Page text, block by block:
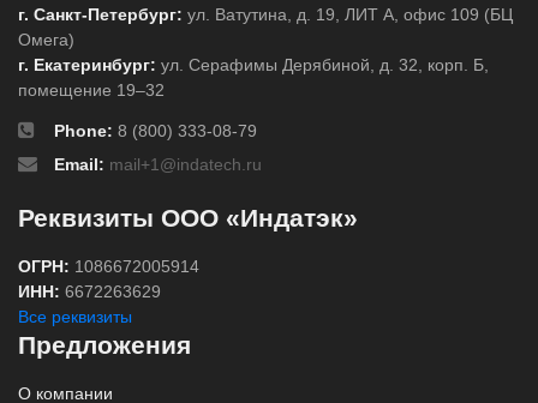
г. Санкт-Петербург: ул. Ватутина, д. 19, ЛИТ А, офис 109 (БЦ
Омега)
г. Екатеринбург: ул. Серафимы Дерябиной, д. 32, корп. Б,
помещение 19–32
Phone: 8 (800) 333-08-79
Email: mail+1@indatech.ru
Реквизиты ООО «Индатэк»
ОГРН: 1086672005914
ИНН: 6672263629
Все реквизиты
Предложения
О компании